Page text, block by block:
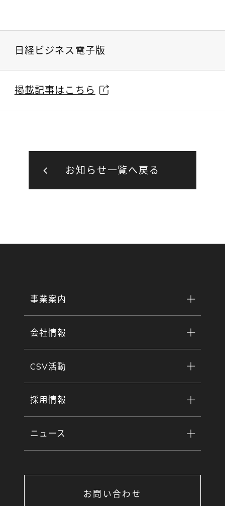
日経ビジネス電子版
掲載記事はこちら
お知らせ一覧へ戻る
事業案内
会社情報
CSV活動
採用情報
ニュース
お問い合わせ